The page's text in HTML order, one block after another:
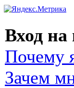
Вход
Почему
Зачем